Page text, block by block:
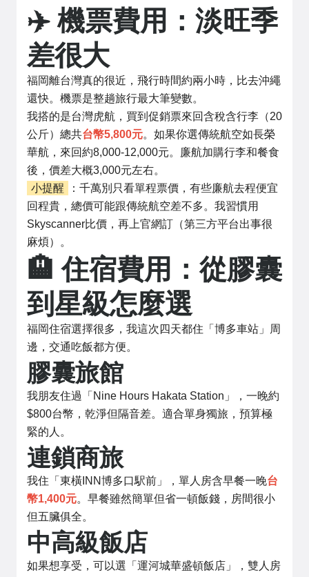
✈️ 機票費用：淡旺季
差很大
福岡離台灣真的很近，飛行時間約兩小時，比去沖繩
還快。機票是整趟旅行最大筆變數。
我搭的是台灣虎航，買到促銷票來回含稅含行李（20
公斤）總共台幣5,800元。如果你選傳統航空如長榮
華航，來回約8,000-12,000元。廉航加購行李和餐食
後，價差大概3,000元左右。
小提醒
：千萬別只看單程票價，有些廉航去程便宜
回程貴，總價可能跟傳統航空差不多。我習慣用
Skyscanner比價，再上官網訂（第三方平台出事很
麻煩）。
🏨 住宿費用：從膠囊
到星級怎麼選
福岡住宿選擇很多，我這次四天都住「博多車站」周
邊，交通吃飯都方便。
膠囊旅館
我朋友住過「Nine Hours Hakata Station」，一晚約
$800台幣，乾淨但隔音差。適合單身獨旅，預算極
緊的人。
連鎖商旅
我住「東橫INN博多口駅前」，單人房含早餐一晚台
幣1,400元。早餐雖然簡單但省一頓飯錢，房間很小
但五臟俱全。
中高級飯店
如果想享受，可以選「運河城華盛頓飯店」，雙人房